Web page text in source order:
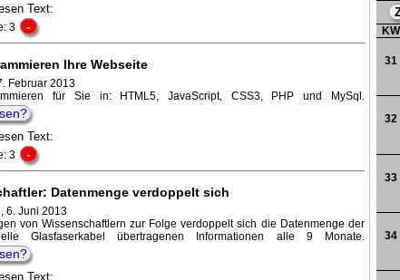
Text:
3 -
Ihre Webseite
Februar 2013
für Sie in: HTML5, JavaScript, CSS3, PHP und MySql.
Text:
3 -
Datenmenge verdoppelt sich
6. Juni 2013
von Wissenschaftlern zur Folge verdoppelt sich die Datenmenge der
Glasfaserkabel übertragenen Informationen alle 9 Monate.
Text:
KW
31
32
33
34